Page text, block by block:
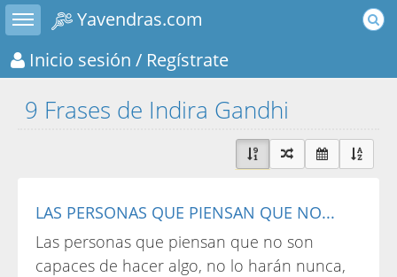
Toggle sidebar
Yavendras.com
Inicio sesión / Regístrate
9 Frases de Indira Gandhi
LAS PERSONAS QUE PIENSAN QUE NO...
Las personas que piensan que no son
capaces de hacer algo, no lo harán nunca,